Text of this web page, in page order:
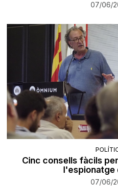
07/06/
Cinc consells fàcils
l'espionatge
07/06/